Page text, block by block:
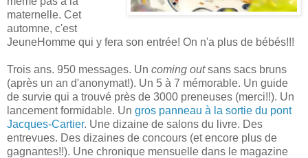
maternelle. Cet
automne, c'est
JeuneHomme qui y fera son entrée! On n'a plus de bébés!!!
Trois ans. 950 messages. Un coming outsans sacs bruns
(après un an d'anonymat!). Un 5 à 7 mémorable. Un guide
de survie qui a trouvé près de 3000 preneuses (merci!!). Un
lancement formidable. Un gros panneau à la sortie du pont
Jacques-Cartier. Une dizaine de salons du livre. Des
entrevues. Des dizaines de concours (et encore plus de
gagnantes!!). Une chronique mensuelle dans le magazine